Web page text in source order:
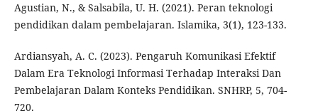
Agustian, N., & Salsabila, U. H. (2021). Peran teknologi
pendidikan dalam pembelajaran. Islamika, 3(1), 123-133.
Ardiansyah, A. C. (2023). Pengaruh Komunikasi Efektif
Dalam Era Teknologi Informasi Terhadap Interaksi Dan
Pembelajaran Dalam Konteks Pendidikan. SNHRP, 5, 704-
720.